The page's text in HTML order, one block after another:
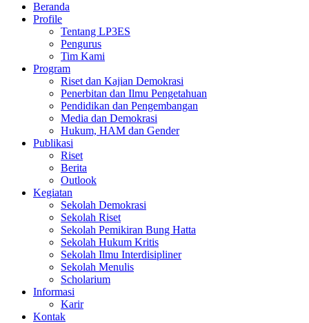
Beranda
Profile
Tentang LP3ES
Pengurus
Tim Kami
Program
Riset dan Kajian Demokrasi
Penerbitan dan Ilmu Pengetahuan
Pendidikan dan Pengembangan
Media dan Demokrasi
Hukum, HAM dan Gender
Publikasi
Riset
Berita
Outlook
Kegiatan
Sekolah Demokrasi
Sekolah Riset
Sekolah Pemikiran Bung Hatta
Sekolah Hukum Kritis
Sekolah Ilmu Interdisipliner
Sekolah Menulis
Scholarium
Informasi
Karir
Kontak